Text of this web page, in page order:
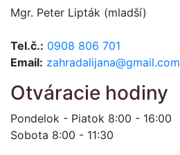
Mgr. Peter Lipták (mladší)
Tel.č.: 0908 806 701
Email: zahradalijana@gmail.com
Otváracie hodiny
Pondelok - Piatok 8:00 - 16:00
Sobota 8:00 - 11:30